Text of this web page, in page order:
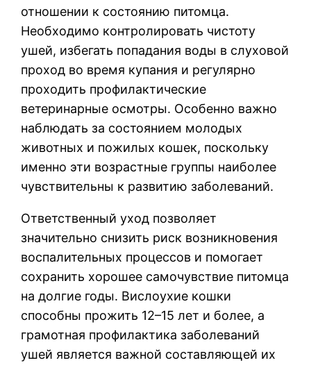
отношении к состоянию питомца.
Необходимо контролировать чистоту
ушей, избегать попадания воды в слуховой
проход во время купания и регулярно
проходить профилактические
ветеринарные осмотры. Особенно важно
наблюдать за состоянием молодых
животных и пожилых кошек, поскольку
именно эти возрастные группы наиболее
чувствительны к развитию заболеваний.
Ответственный уход позволяет
значительно снизить риск возникновения
воспалительных процессов и помогает
сохранить хорошее самочувствие питомца
на долгие годы. Вислоухие кошки
способны прожить 12–15 лет и более, а
грамотная профилактика заболеваний
ушей является важной составляющей их